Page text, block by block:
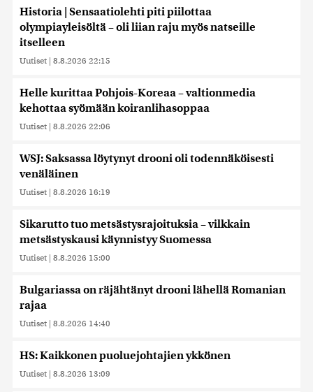
Historia | Sensaatiolehti piti piilottaa
olympiayleisöltä – oli liian raju myös natseille
itselleen
Uutiset | 8.8.2026 22:15
Helle kurittaa Pohjois-Koreaa – valtionmedia
kehottaa syömään koiranlihasoppaa
Uutiset | 8.8.2026 22:06
WSJ: Saksassa löytynyt drooni oli todennäköisesti
venäläinen
Uutiset | 8.8.2026 16:19
Sikarutto tuo metsästysrajoituksia – vilkkain
metsästyskausi käynnistyy Suomessa
Uutiset | 8.8.2026 15:00
Bulgariassa on räjähtänyt drooni lähellä Romanian
rajaa
Uutiset | 8.8.2026 14:40
HS: Kaikkonen puoluejohtajien ykkönen
Uutiset | 8.8.2026 13:09